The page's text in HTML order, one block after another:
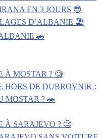
EN 3 JOURS 😎
D’ALBANIE 🏖️
🚗
À MOSTAR ? 🧐
HORS DE DUBROVNIK :
MOSTAR ? 🚗
À SARAJEVO ? 🧐